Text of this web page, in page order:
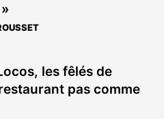
les fêlés de
pas comme